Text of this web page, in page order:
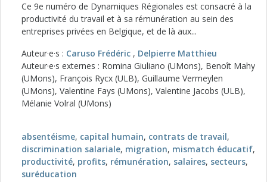
Ce 9e numéro de Dynamiques Régionales est consacré à la
productivité du travail et à sa rémunération au sein des
entreprises privées en Belgique, et de là aux...
Auteur·e·s : Caruso Frédéric , Delpierre Matthieu
Auteur·e·s externes : Romina Giuliano (UMons), Benoît Mahy
(UMons), François Rycx (ULB), Guillaume Vermeylen
(UMons), Valentine Fays (UMons), Valentine Jacobs (ULB),
Mélanie Volral (UMons)
absentéisme, capital humain, contrats de travail,
discrimination salariale, migration, mismatch éducatif,
productivité, profits, rémunération, salaires, secteurs,
suréducation